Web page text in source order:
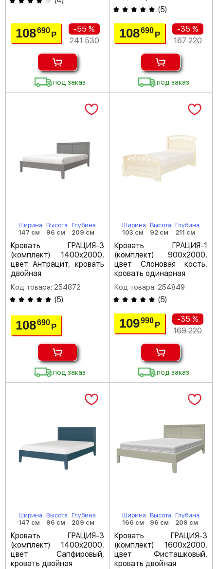
108690Р
-55 %
241 530
под заказ
(5)
108690 Р
-35 %
167 220
под заказ
Ширина
147 см
Высота
96 см
Глубина
209 см
Кровать ГРАЦИЯ-3
(комплект) 1400х2000,
цвет Антрацит, кровать
двойная
Код товара: 254872
(5)
108690Р
под заказ
Ширина
103 см
Высота
92 см
Глубина
211 см
Кровать ГРАЦИЯ-1
(комплект) 900х2000,
цвет Слоновая кость,
кровать одинарная
Код товара: 254849
(5)
109990 Р
-35 %
169 220
под заказ
Ширина
147 см
Высота
96 см
Глубина
209 см
Кровать ГРАЦИЯ-3
(комплект) 1400х2000,
цвет Сапфировый,
кровать двойная
Ширина
166 см
Высота
96 см
Глубина
209 см
Кровать ГРАЦИЯ-3
(комплект) 1600х2000,
цвет Фисташковый,
кровать двойная